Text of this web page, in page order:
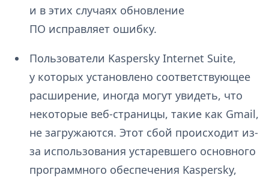
и в этих случаях обновление
ПО исправляет ошибку.
Пользователи Kaspersky Internet Suite,
у которых установлено соответствующее
расширение, иногда могут увидеть, что
некоторые веб-страницы, такие как Gmail,
не загружаются. Этот сбой происходит из-
за использования устаревшего основного
программного обеспечения Kaspersky,